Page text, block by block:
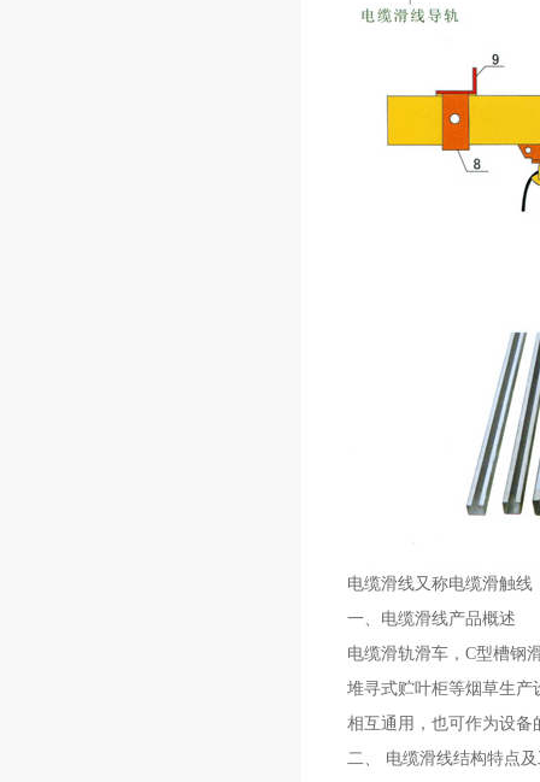
电缆滑线又称电缆滑触线
一、电缆滑线产品概述
电缆滑轨滑车，C型槽钢
堆寻式贮叶柜等烟草生
相互通用，也可作为设备
二、 电缆滑线结构特点